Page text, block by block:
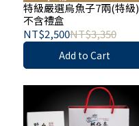
特級嚴選烏魚子7兩(特級)
不含禮盒
NT$2,500NT$3,350
Add to Cart